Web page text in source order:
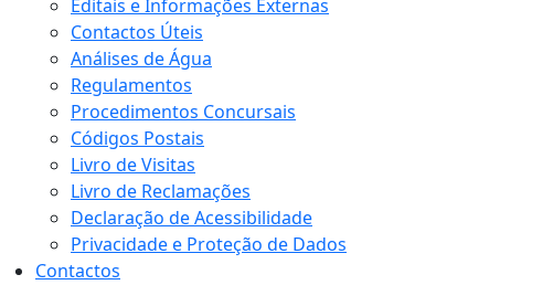
Editais e Informações Externas
Contactos Úteis
Análises de Água
Regulamentos
Procedimentos Concursais
Códigos Postais
Livro de Visitas
Livro de Reclamações
Declaração de Acessibilidade
Privacidade e Proteção de Dados
Contactos